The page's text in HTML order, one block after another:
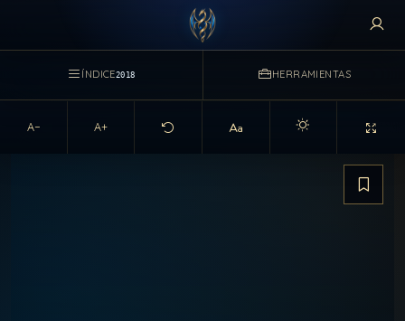
ÍNDICE2018 HERRAMIENTAS
A− A+
Activar modo claro